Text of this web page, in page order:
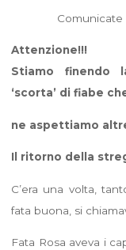
Comunicate
Attenzione!!!
Stiamo finendo
‘scorta’ di fiabe
ne aspettiamo
Il ritorno della
C’era una volta,
fata buona, si
Fata Rosa aveva i